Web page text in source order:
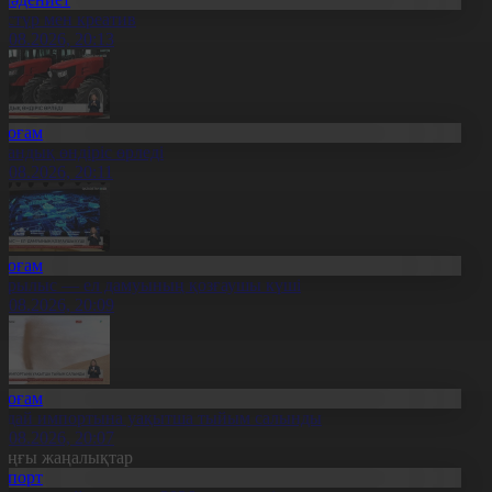
мен креатив
20:13
өндіріс өрледі
20:11
— ел дамуының қозғаушы күші
20:09
импортына уақытша тыйым салынды
20:07
жаңалықтар